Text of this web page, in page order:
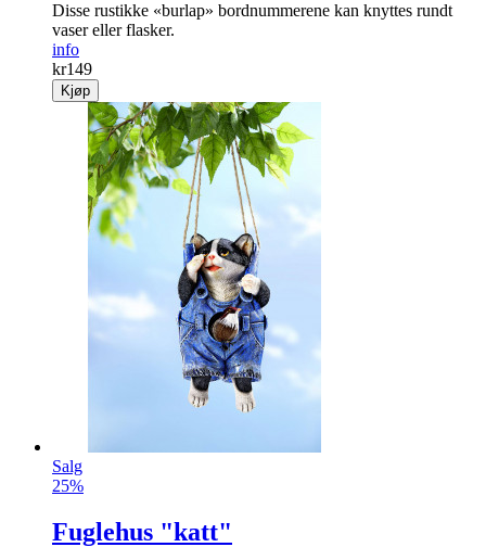
Disse rustikke «burlap» bordnummerene kan knyttes rundt
vaser eller flasker.
info
kr149
Kjøp
Salg
25%
Fuglehus "katt"